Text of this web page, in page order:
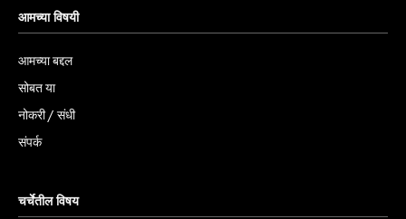
आमच्या विषयी
आमच्या बद्दल
सोबत या
नोकरी / संधी
संपर्क
चर्चेतील विषय